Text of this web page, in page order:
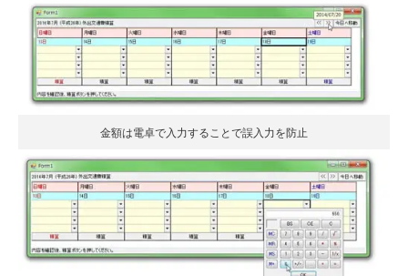
金額は電卓で入力することで誤入力を防止